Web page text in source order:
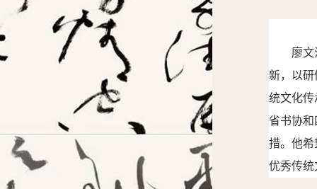
廖
新，以研
统文化传
省书协和
措。 他希
优秀传统